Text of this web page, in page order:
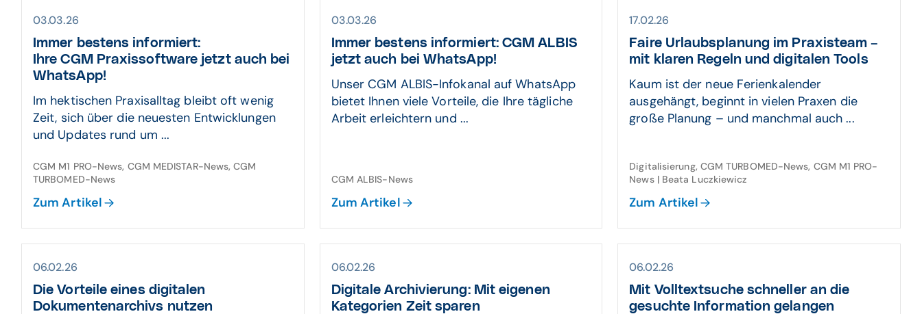
03.03.26
Immer bestens informiert:
Ihre CGM Praxissoftware jetzt auch bei
WhatsApp!
Im hektischen Praxisalltag bleibt oft wenig
Zeit, sich über die neuesten Entwicklungen
und Updates rund um ...
CGM M1 PRO-News, CGM MEDISTAR-News, CGM
TURBOMED-News
Zum Artikel
03.03.26
Immer bestens informiert: CGM ALBIS
jetzt auch bei WhatsApp!
Unser CGM ALBIS-Infokanal auf WhatsApp
bietet Ihnen viele Vorteile, die Ihre tägliche
Arbeit erleichtern und ...
CGM ALBIS-News
Zum Artikel
17.02.26
Faire Urlaubsplanung im Praxisteam –
mit klaren Regeln und digitalen Tools
Kaum ist der neue Ferienkalender
ausgehängt, beginnt in vielen Praxen die
große Planung – und manchmal auch ...
Digitalisierung, CGM TURBOMED-News, CGM M1 PRO-
News | Beata Luczkiewicz
Zum Artikel
06.02.26
Die Vorteile eines digitalen
Dokumentenarchivs nutzen
06.02.26
Digitale Archivierung: Mit eigenen
Kategorien Zeit sparen
06.02.26
Mit Volltextsuche schneller an die
gesuchte Information gelangen